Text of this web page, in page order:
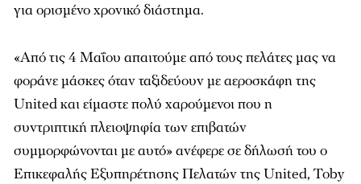
για ορισμένο χρονικό διάστημα.
«Από τις 4 Μαΐου απαιτούμε από τους πελάτες μας να
φοράνε μάσκες όταν ταξιδεύουν με αεροσκάφη της
United και είμαστε πολύ χαρούμενοι που η
συντριπτική πλειοψηφία των επιβατών
συμμορφώνονται με αυτό» ανέφερε σε δήλωσή του ο
Επικεφαλής Εξυπηρέτησης Πελατών της United, Toby